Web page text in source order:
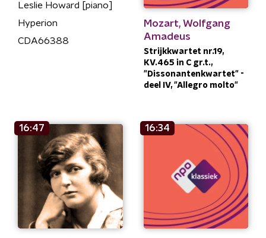
Leslie Howard [piano]
Hyperion
CDA66388
Mozart, Wolfgang
Amadeus
Strijkkwartet nr.19,
KV.465 in C gr.t.,
"Dissonantenkwartet" -
deel IV, "Allegro molto"
16:47 16:34